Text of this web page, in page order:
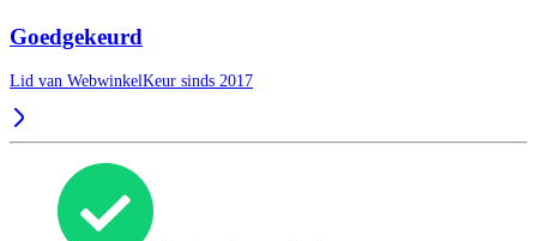
Goedgekeurd
Lid van WebwinkelKeur sinds 2017